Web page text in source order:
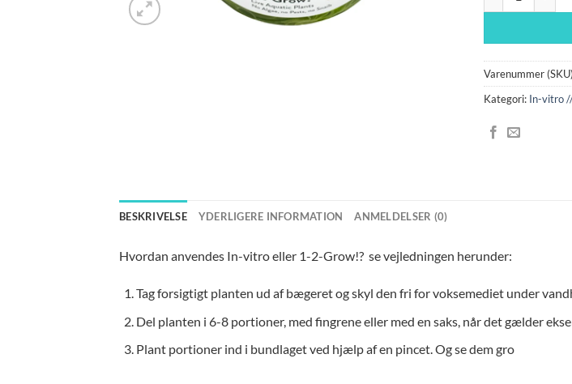
Varenummer
Kategori: In-vitro
BESKRIVELSE YDERLIGERE INFORMATION ANMELDELSER (0)
Hvordan anvendes In-vitro eller 1-2-Grow!? se vejledningen herunder:
Tag forsigtigt planten ud af bægeret og skyl den fri for voksemediet under
Del planten i 6-8 portioner, med fingrene eller med en saks, når det gælder
Plant portioner ind i bundlaget ved hjælp af en pincet. Og se dem gro